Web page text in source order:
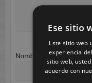
Nombre
Ese sitio
Este sitio web
experiencia
sitio web,
acuerdo con